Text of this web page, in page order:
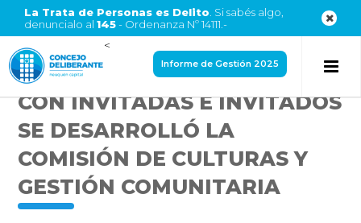
La Trata de Personas es Delito . Si sabés algo,
denuncialo al 145- Ordenanza Nº 14111.-
<
Informe de Gestión 2025
CON INVITADAS E INVITADOS
SE DESARROLLÓ LA
COMISIÓN DE CULTURAS Y
GESTIÓN COMUNITARIA